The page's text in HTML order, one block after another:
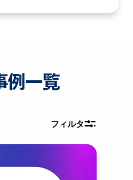
例一覧
フィルタ